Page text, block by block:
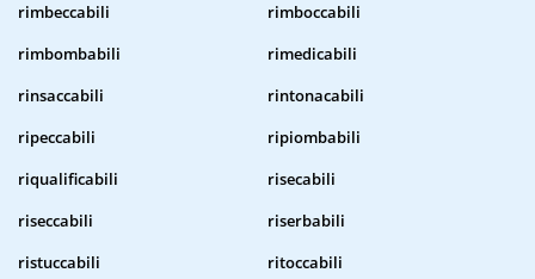
rimbeccabili
rimboccabili
rimbombabili
rimedicabili
rinsaccabili
rintonacabili
ripeccabili
ripiombabili
riqualificabili
risecabili
riseccabili
riserbabili
ristuccabili
ritoccabili